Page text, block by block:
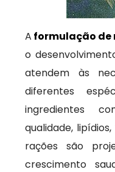
A formulação de
o
atendem às
diferentes
ingredientes
qualidade,
rações são
crescimento